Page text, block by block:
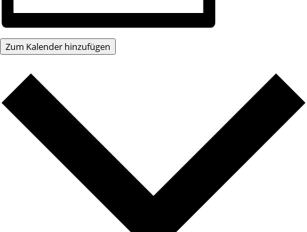
Zum Kalender hinzufügen